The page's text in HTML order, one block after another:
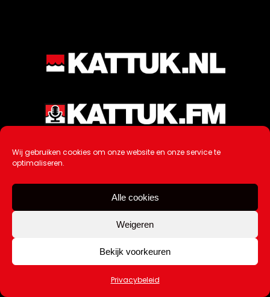
Wij gebruiken cookies om onze website en onze service te
optimaliseren.
Alle cookies
Weigeren
Bekijk voorkeuren
Privacybeleid
Ontwikkeling / Hosting doorAtSea
Design & Medi